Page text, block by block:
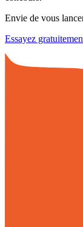
Envie de vous
Essayez